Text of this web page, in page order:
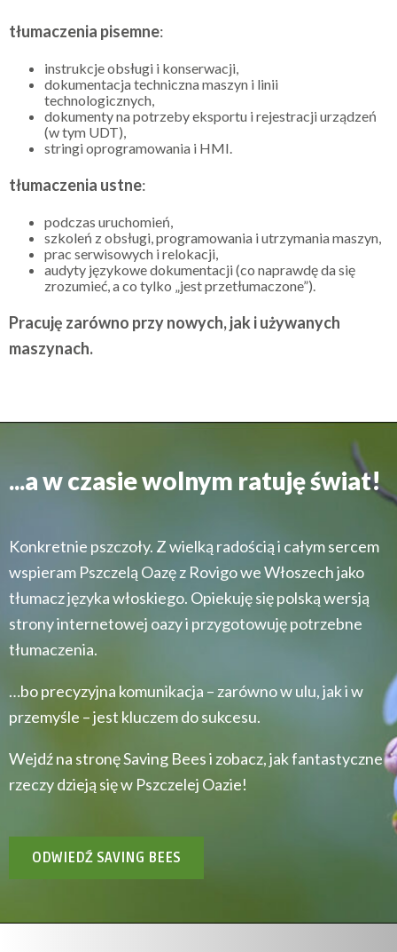
tłumaczenia pisemne:
instrukcje obsługi i konserwacji,
dokumentacja techniczna maszyn i linii
technologicznych,
dokumenty na potrzeby eksportu i rejestracji urządzeń
(w tym UDT),
stringi oprogramowania i HMI.
tłumaczenia ustne:
podczas uruchomień,
szkoleń z obsługi, programowania i utrzymania maszyn,
prac serwisowych i relokacji,
audyty językowe dokumentacji (co naprawdę da się
zrozumieć, a co tylko „jest przetłumaczone”).
Pracuję zarówno przy nowych, jak i używanych
maszynach.
...a w czasie wolnym ratuję świat!
Konkretnie pszczoły. Z wielką radością i całym sercem
wspieram Pszczelą Oazę z Rovigo we Włoszech jako
tłumacz języka włoskiego. Opiekuję się polską wersją
strony internetowej oazy i przygotowuję potrzebne
tłumaczenia.
…bo precyzyjna komunikacja – zarówno w ulu, jak i w
przemyśle – jest kluczem do sukcesu.
Wejdź na stronę Saving Bees i zobacz, jak fantastyczne
rzeczy dzieją się w Pszczelej Oazie!
ODWIEDŹ SAVING BEES